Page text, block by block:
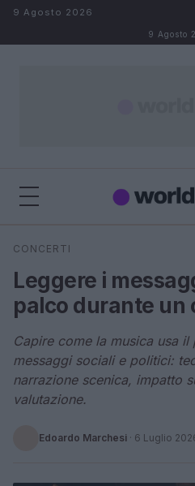
Salta al contenuto
9 Agosto 2026
9 Agosto
Cerca
CONCERTI
Leggere i
palco durante un
Capire come la musica usa
messaggi sociali e politici:
narrazione scenica, impatto
valutazione.
Edoardo Marchesi · 6 Luglio